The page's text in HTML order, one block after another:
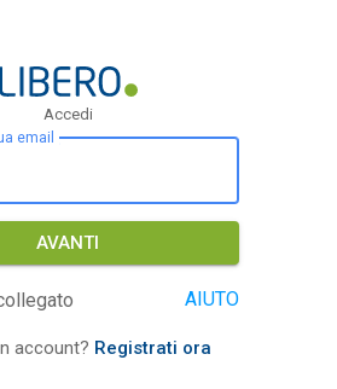
Accedi
email
AVANTI
AIUTO
account? Registrati ora